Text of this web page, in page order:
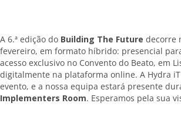
A 6.ª edição do Building The Future decorre
fevereiro, em formato híbrido: presencial
acesso exclusivo no Convento do Beato, em
digitalmente na plataforma online. A Hydra
evento, e a nossa equipa estará presente
Implementers Room. Esperamos pela sua